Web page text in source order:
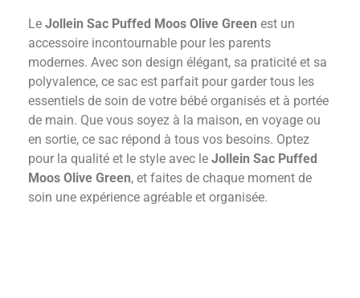
Le Jollein Sac Puffed Moos Olive Green est un
accessoire incontournable pour les parents
modernes. Avec son design élégant, sa praticité et sa
polyvalence, ce sac est parfait pour garder tous les
essentiels de soin de votre bébé organisés et à portée
de main. Que vous soyez à la maison, en voyage ou
en sortie, ce sac répond à tous vos besoins. Optez
pour la qualité et le style avec le Jollein Sac Puffed
Moos Olive Green, et faites de chaque moment de
soin une expérience agréable et organisée.